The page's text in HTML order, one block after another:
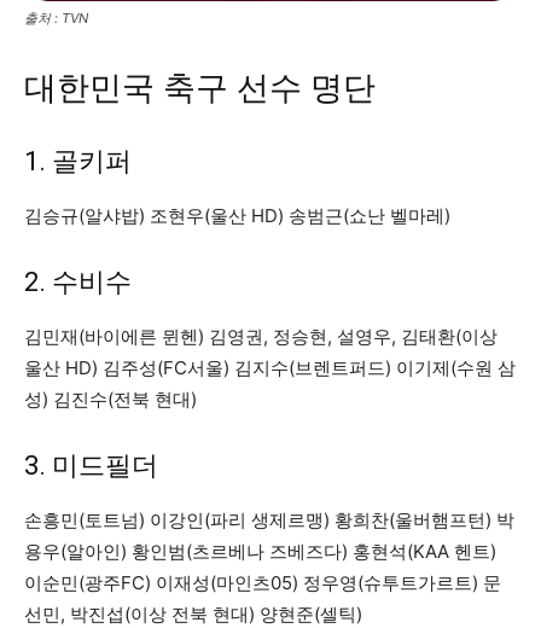
출처 : TVN
대한민국 축구 선수 명단
1. 골키퍼
김승규(알샤밥) 조현우(울산 HD) 송범근(쇼난 벨마레)
2. 수비수
김민재(바이에른 뮌헨) 김영권, 정승현, 설영우, 김태환(이상
울산 HD) 김주성(FC서울) 김지수(브렌트퍼드) 이기제(수원 삼
성) 김진수(전북 현대)
3. 미드필더
손흥민(토트넘) 이강인(파리 생제르맹) 황희찬(울버햄프턴) 박
용우(알아인) 황인범(츠르베나 즈베즈다) 홍현석(KAA 헨트)
이순민(광주FC) 이재성(마인츠05) 정우영(슈투트가르트) 문
선민, 박진섭(이상 전북 현대) 양현준(셀틱)